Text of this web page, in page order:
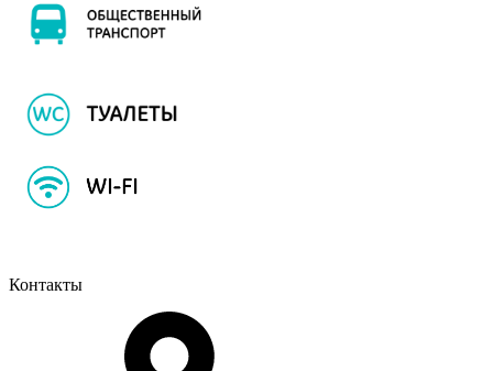
Контакты